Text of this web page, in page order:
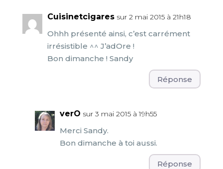
Cuisinetcigares sur 2 mai 2015 à 21h18
Ohhh présenté ainsi, c’est carrément
irrésistible ^^ J’adOre !
Bon dimanche ! Sandy
Réponse
verO sur 3 mai 2015 à 19h55
Merci Sandy.
Bon dimanche à toi aussi.
Réponse